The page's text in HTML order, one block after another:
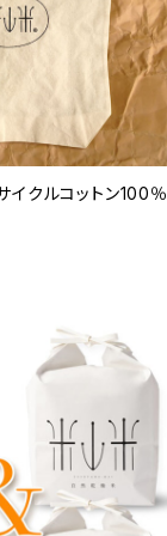
イクルコットン100％